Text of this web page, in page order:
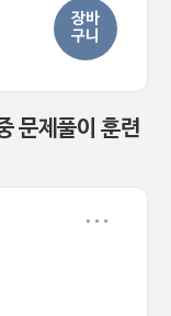
장바
구니
문제풀이 훈련